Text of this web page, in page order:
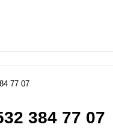
77 07
384 77 07